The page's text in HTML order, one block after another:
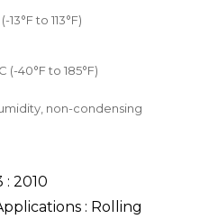
13°F to 113°F)
(-40°F to 185°F)
non-condensing
: 2010
: Rolling